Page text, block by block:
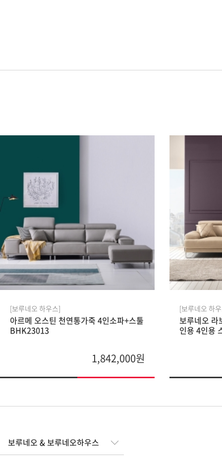
[보루네오 하우스]
아르메 오스틴 천연통가죽 4인소파+스툴
BHK23013
1,842,000원
[보루네오 하
보루네오 라
인용 4인용